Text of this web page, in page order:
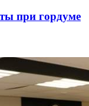
при гордуме